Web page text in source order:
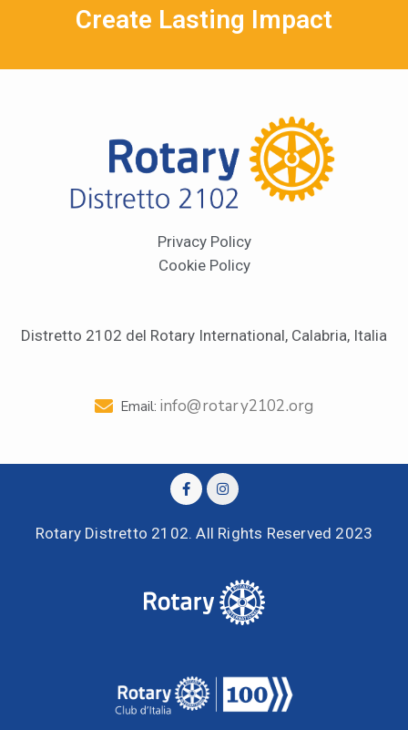
Create Lasting Impact
Privacy Policy
Cookie Policy
Distretto 2102 del Rotary International, Calabria, Italia
Email: info@rotary2102.org
Rotary Distretto 2102. All Rights Reserved 2023